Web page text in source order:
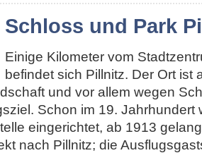
Schloss und Park
Einige Kilometer vom
befindet sich Pillnitz. Der Ort ist
und vor allem wegen
Schon im 19. Jahrhundert
eingerichtet, ab 1913
nach Pillnitz; die